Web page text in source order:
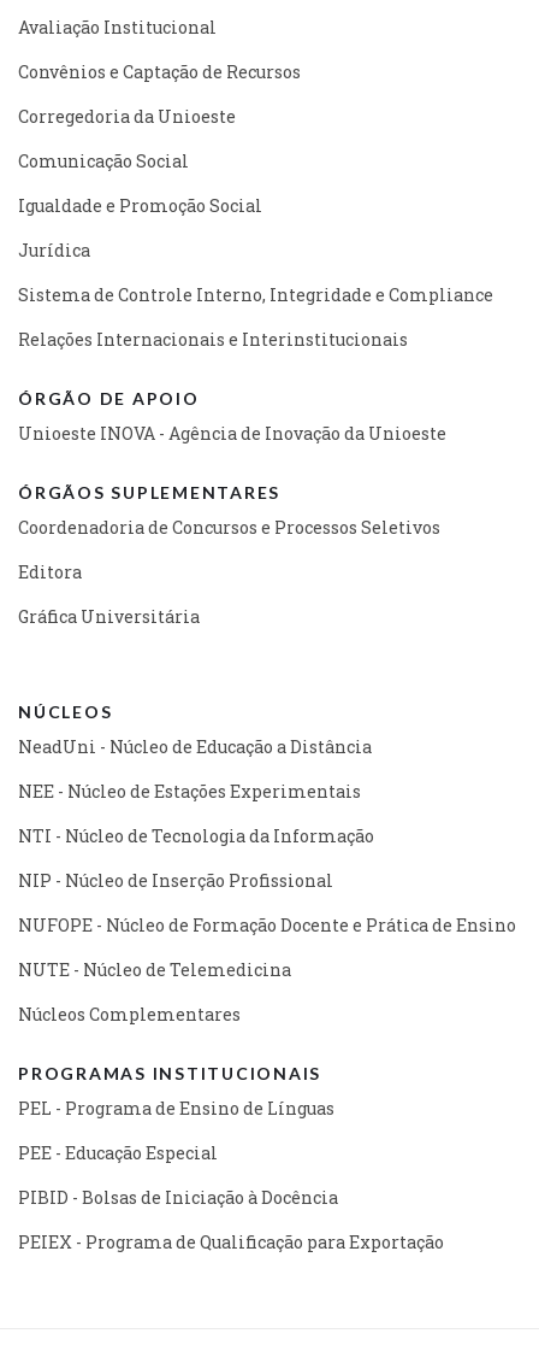
Avaliação Institucional
Convênios e Captação de Recursos
Corregedoria da Unioeste
Comunicação Social
Igualdade e Promoção Social
Jurídica
Sistema de Controle Interno, Integridade e Compliance
Relações Internacionais e Interinstitucionais
ÓRGÃO DE APOIO
Unioeste INOVA - Agência de Inovação da Unioeste
ÓRGÃOS SUPLEMENTARES
Coordenadoria de Concursos e Processos Seletivos
Editora
Gráfica Universitária
NÚCLEOS
NeadUni - Núcleo de Educação a Distância
NEE - Núcleo de Estações Experimentais
NTI - Núcleo de Tecnologia da Informação
NIP - Núcleo de Inserção Profissional
NUFOPE - Núcleo de Formação Docente e Prática de Ensino
NUTE - Núcleo de Telemedicina
Núcleos Complementares
PROGRAMAS INSTITUCIONAIS
PEL - Programa de Ensino de Línguas
PEE - Educação Especial
PIBID - Bolsas de Iniciação à Docência
PEIEX - Programa de Qualificação para Exportação